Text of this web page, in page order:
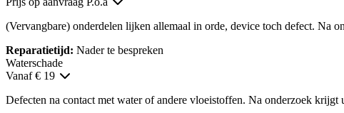
(Vervangbare) onderdelen lijken allemaal in orde, device toch defect. Na
Reparatietijd: Nader te bespreken
Waterschade
Vanaf € 19
Defecten na contact met water of andere vloeistoffen. Na onderzoek krijgt